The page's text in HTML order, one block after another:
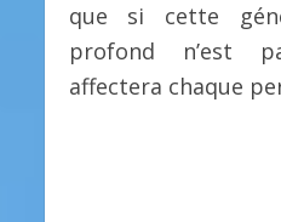
que si cette
profond n’est
affectera chaque